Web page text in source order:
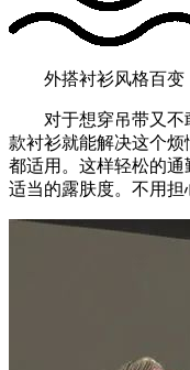
外搭衬衫风格百变
对于想穿吊带又不
款衬衫就能解决这个
都适用。这样轻松的
适当的露肤度。不用担